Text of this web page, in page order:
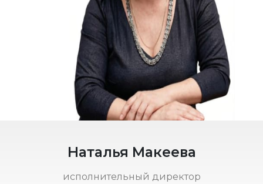
Наталья Макеева
исполнительный директор